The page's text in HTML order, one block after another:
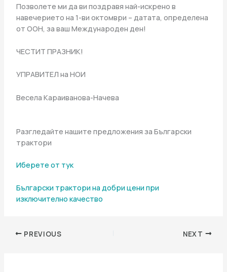
Позволете ми да ви поздравя най-искрено в
навечерието на 1-ви октомври – датата, определена
от ООН, за ваш Международен ден!
ЧЕСТИТ ПРАЗНИК!
УПРАВИТЕЛ на НОИ
Весела Караиванова-Начева
Разгледайте нашите предложения за Български
трактори
Иберете от тук
Български трактори на добри цени при
изключително качество
PREVIOUS NEXT